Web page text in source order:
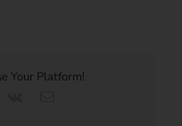
Your Platform!